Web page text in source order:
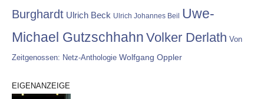
Burghardt Ulrich Beck Ulrich Johannes Beil
Uwe-
Michael Gutzschhahn Volker Derlath Von
Zeitgenossen: Netz-Anthologie Wolfgang Oppler
EIGENANZEIGE